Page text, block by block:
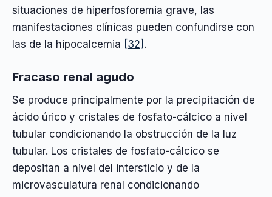
situaciones de hiperfosforemia grave, las
manifestaciones clínicas pueden confundirse con
las de la hipocalcemia [32] .
Fracaso renal agudo
Se produce principalmente por la precipitación de
ácido úrico y cristales de fosfato-cálcico a nivel
tubular condicionando la obstrucción de la luz
tubular. Los cristales de fosfato-cálcico se
depositan a nivel del intersticio y de la
microvasculatura renal condicionando